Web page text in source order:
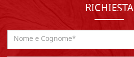
RICHIESTA